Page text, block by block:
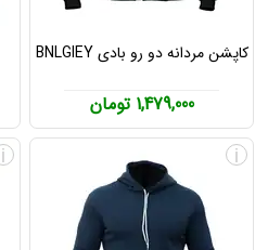
کاپشن مردانه دو رو بادی BNLGIEY
1,479,000 تومان
i
i